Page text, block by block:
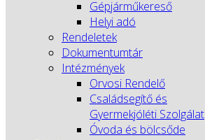
Gépjárműkereső
Helyi adó
Rendeletek
Dokumentumtár
Intézmények
Orvosi Rendelő
Családsegítő és
Gyermekjóléti Szolgálat
Óvoda és bölcsőde